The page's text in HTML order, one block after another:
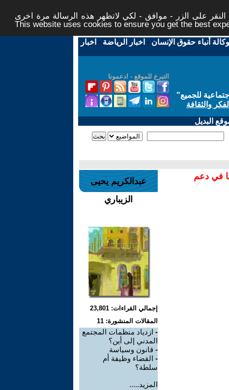
على الزر - موافق - لكي لاتظهر هذه الرسالة مرة اخرى -
This website uses cookies to ensure you get the best
وكالة أنباء حقوق الإنسان - اخبار الرياضة - اخبار
التبرع للموقع - ادعمونا
للجميع"
والثقافة
البديل
في دعم
عبدالكريم يحيى
الزيباري
إجمالي القراءات: 23,801
المقالات المنشورة: 11
- ازدياد منظمات المجتمع
المدني إلى أين؟
- قانون وسياسة
- القضاء وظيفة أم
سلطة؟
المزيد.....